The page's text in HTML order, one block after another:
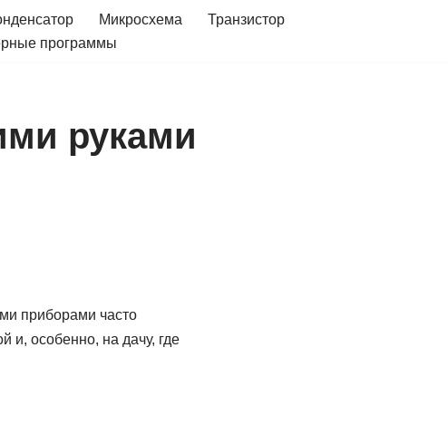
Микросхема
Транзистор
программы
руками
приборами часто
и, особенно, на дачу, где